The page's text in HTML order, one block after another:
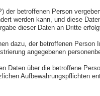
der betroffenen Person
werden kann, und diese
dieser Daten an Dritte
dazu, der betroffenen
angegebenen
Daten über die betroffene
Aufbewahrungspflichten